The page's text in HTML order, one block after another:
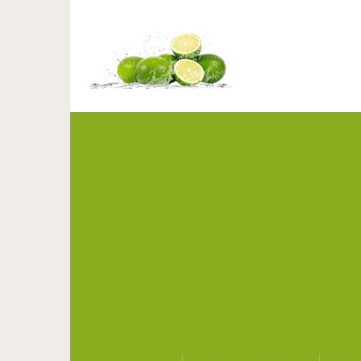
укоренять розы с